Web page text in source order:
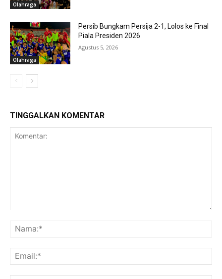
Olahraga
Olahraga
Persib Bungkam Persija 2-1, Lolos ke Final
Piala Presiden 2026
Agustus 5, 2026
TINGGALKAN KOMENTAR